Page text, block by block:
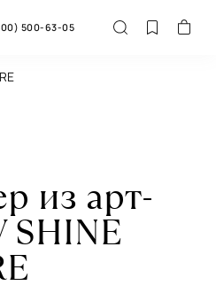
500-63-05
из арт-
SHINE